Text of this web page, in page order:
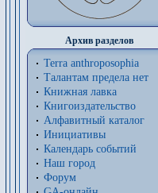
Архив разделов
Terra anthroposophia
Талантам предела нет
Книжная лавка
Книгоиздательство
Алфавитный каталог
Инициативы
Календарь событий
Наш город
Форум